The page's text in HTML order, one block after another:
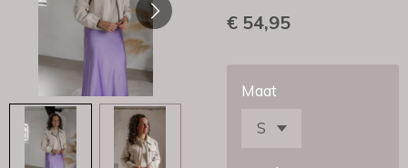
€ 54,95
Maat